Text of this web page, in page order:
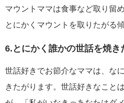
マウントママは食事など取り留
とにかくマウントを取りたがる
6.とにかく誰かの世話を焼き
世話好きでお節介なママは、な
きたがります。世話好きなこと